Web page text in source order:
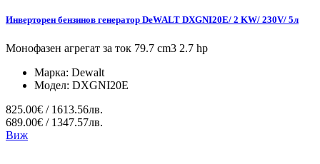
Инверторен бензинов генератор DeWALT DXGNI20E/ 2 KW/ 230V/ 5л
Монофазен агрегат за ток 79.7 cm3 2.7 hp
Марка: Dewalt
Модел: DXGNI20E
825.00€ / 1613.56лв.
689.00€ / 1347.57лв.
Виж